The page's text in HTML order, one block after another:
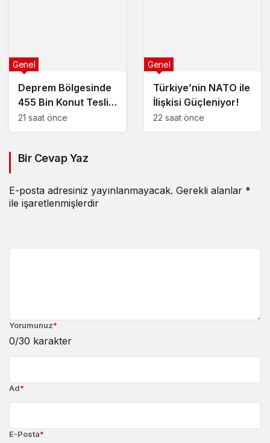
Deprem Bölgesinde
455 Bin Konut Teslim
Edildi!
Genel
21 saat önce
Türkiye’nin NATO ile
İlişkisi Güçleniyor!
Genel
22 saat önce
Bir Cevap Yaz
E-posta adresiniz yayınlanmayacak. Gerekli alanlar *
ile işaretlenmişlerdir
Yorumunuz*
0/30 karakter
Ad*
E-Posta*